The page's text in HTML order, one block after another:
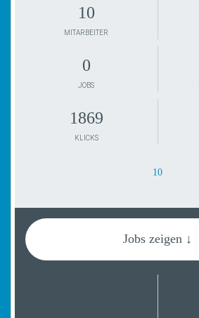
10
MITARBEITER
0
JOBS
1869
KLICKS
10
Jobs zeigen ↓